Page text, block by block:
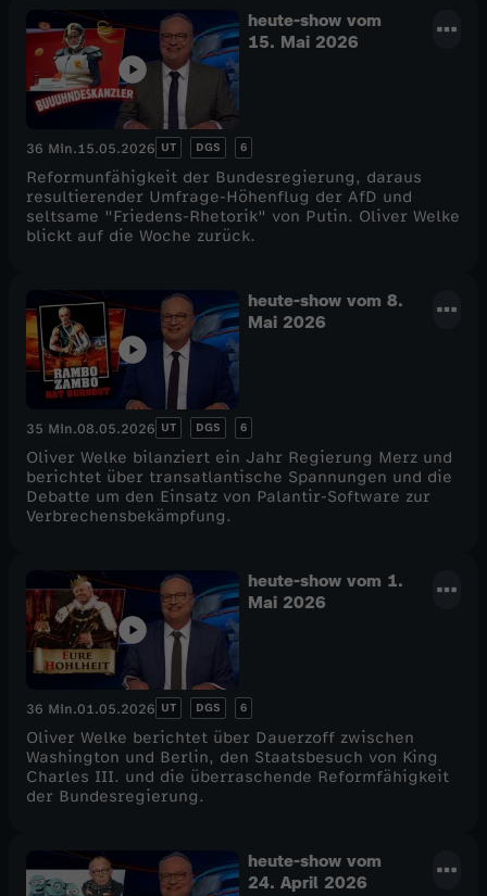
heute-show vom
15. Mai 2026
36 Min.15.05.2026 UT DGS 6
Reformunfähigkeit der Bundesregierung, daraus
resultierender Umfrage-Höhenflug der AfD und
seltsame "Friedens-Rhetorik" von Putin. Oliver Welke
blickt auf die Woche zurück.
heute-show vom 8.
Mai 2026
35 Min.08.05.2026 UT DGS 6
Oliver Welke bilanziert ein Jahr Regierung Merz und
berichtet über transatlantische Spannungen und die
Debatte um den Einsatz von Palantir-Software zur
Verbrechensbekämpfung.
heute-show vom 1.
Mai 2026
36 Min.01.05.2026 UT DGS 6
Oliver Welke berichtet über Dauerzoff zwischen
Washington und Berlin, den Staatsbesuch von King
Charles III. und die überraschende Reformfähigkeit
der Bundesregierung.
heute-show vom
24. April 2026